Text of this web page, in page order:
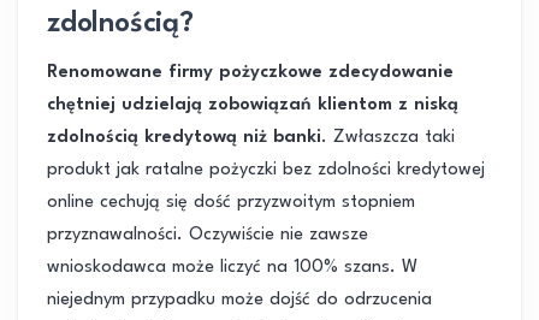
zdolnością?
Renomowane firmy pożyczkowe zdecydowanie
chętniej udzielają zobowiązań klientom z niską
zdolnością kredytową niż banki. Zwłaszcza taki
produkt jak ratalne pożyczki bez zdolności kredytowej
online cechują się dość przyzwoitym stopniem
przyznawalności. Oczywiście nie zawsze
wnioskodawca może liczyć na 100% szans. W
niejednym przypadku może dojść do odrzucenia